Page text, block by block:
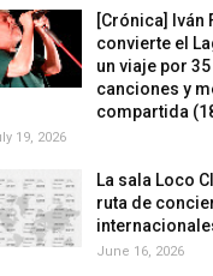
[Crónica] Iván
convierte el
un viaje por
canciones y
compartida
19, 2026
La sala Loco
ruta de
June 16, 2026